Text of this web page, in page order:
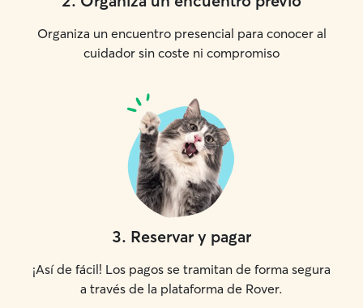
Organiza un encuentro presencial para conocer al
cuidador sin coste ni compromiso
3. Reservar y pagar
¡Así de fácil! Los pagos se tramitan de forma segura
a través de la plataforma de Rover.